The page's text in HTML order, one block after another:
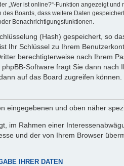
„Wer ist online?“-Funktion angezeigt und
Boards, dass weitere Daten
Benachrichtigungsfunktionen.
(Hash) gespeichert, so
Ihr Schlüssel zu Ihrem
berechtigterweise nach Ihrem
Software fragt Sie dann
auf das Board zugreifen können.
eingegebenen und oben näher
im Rahmen einer
und der von Ihrem Browser
IHRER DATEN